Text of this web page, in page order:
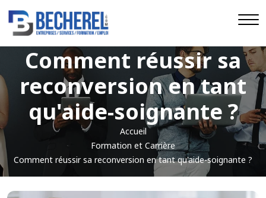
Comment réussir sa
reconversion en tant
qu'aide-soignante ?
Accueil
Formation et Carrière
Comment réussir sa reconversion en tant qu'aide-soignante ?